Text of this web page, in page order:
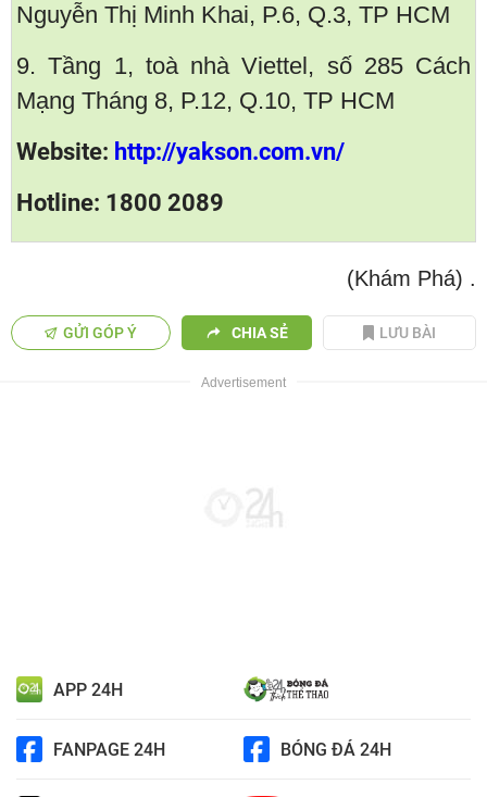
Nguyễn Thị Minh Khai, P.6, Q.3, TP HCM
9. Tầng 1, toà nhà Viettel, số 285 Cách
Mạng Tháng 8, P.12, Q.10, TP HCM
Website: http://yakson.com.vn/
Hotline: 1800 2089
(Khám Phá) .
GỬI GÓP Ý CHIA SẺ LƯU BÀI
APP 24H
FANPAGE 24H BÓNG ĐÁ 24H